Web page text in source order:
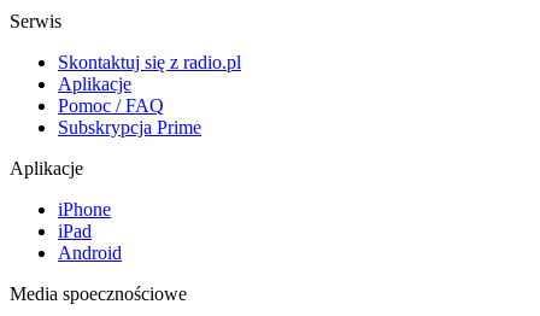
Serwis
Skontaktuj się z radio.pl
Aplikacje
Pomoc / FAQ
Subskrypcja Prime
Aplikacje
iPhone
iPad
Android
Media spoecznościowe